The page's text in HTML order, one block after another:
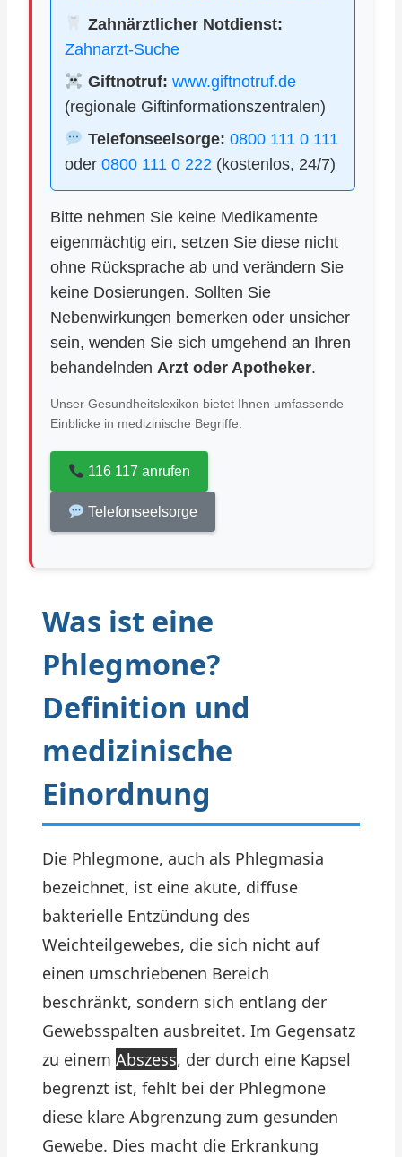
Zahnärztlicher Notdienst:
Zahnarzt-Suche
Giftnotruf: www.giftnotruf.de
(regionale Giftinformationszentralen)
Telefonseelsorge: 0800 111 0 111
oder 0800 111 0 222 (kostenlos, 24/7)
Bitte nehmen Sie keine Medikamente
eigenmächtig ein, setzen Sie diese nicht
ohne Rücksprache ab und verändern Sie
keine Dosierungen. Sollten Sie
Nebenwirkungen bemerken oder unsicher
sein, wenden Sie sich umgehend an Ihren
behandelnden Arzt oder Apotheker.
Unser Gesundheitslexikon bietet Ihnen umfassende
Einblicke in medizinische Begriffe.
116 117 anrufen
Telefonseelsorge
Was ist eine
Phlegmone?
Definition und
medizinische
Einordnung
Die Phlegmone, auch als Phlegmasia
bezeichnet, ist eine akute, diffuse
bakterielle Entzündung des
Weichteilgewebes, die sich nicht auf
einen umschriebenen Bereich
beschränkt, sondern sich entlang der
Gewebsspalten ausbreitet. Im Gegensatz
zu einem Abszess, der durch eine Kapsel
begrenzt ist, fehlt bei der Phlegmone
diese klare Abgrenzung zum gesunden
Gewebe. Dies macht die Erkrankung